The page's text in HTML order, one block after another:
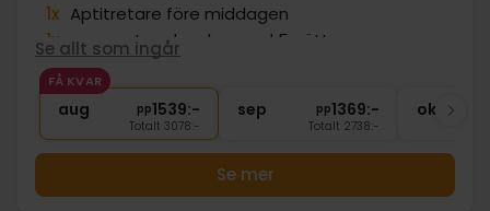
1x Aptitretare före middagen
1x gourmetupplevelse med 5-rättersmeny
1x Aperitif
∞ Gratis parkering
Se allt som ingår
FÅ KVAR
aug pp1539:-
Totalt 3078:-
sep pp1369:-
Totalt 2738:-
okt
Se mer